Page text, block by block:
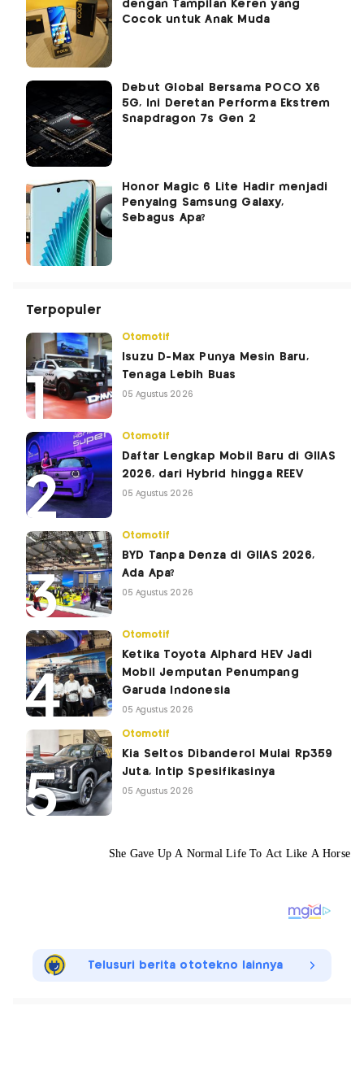
dengan Tampilan Keren yang
Cocok untuk Anak Muda
Debut Global Bersama POCO X6
5G, Ini Deretan Performa Ekstrem
Snapdragon 7s Gen 2
Honor Magic 6 Lite Hadir menjadi
Penyaing Samsung Galaxy,
Sebagus Apa?
Terpopuler
Otomotif
Isuzu D-Max Punya Mesin Baru,
Tenaga Lebih Buas
05 Agustus 2026
Otomotif
Daftar Lengkap Mobil Baru di GIIAS
2026, dari Hybrid hingga REEV
05 Agustus 2026
Otomotif
BYD Tanpa Denza di GIIAS 2026,
Ada Apa?
05 Agustus 2026
Otomotif
Ketika Toyota Alphard HEV Jadi
Mobil Jemputan Penumpang
Garuda Indonesia
05 Agustus 2026
Otomotif
Kia Seltos Dibanderol Mulai Rp359
Juta, Intip Spesifikasinya
05 Agustus 2026
Telusuri berita ototekno lainnya